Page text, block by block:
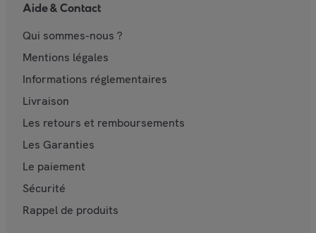
Aide & Contact
Qui sommes-nous ?
Mentions légales
Informations réglementaires
Livraison
Les retours et remboursements
Les Garanties
Le paiement
Sécurité
Rappel de produits